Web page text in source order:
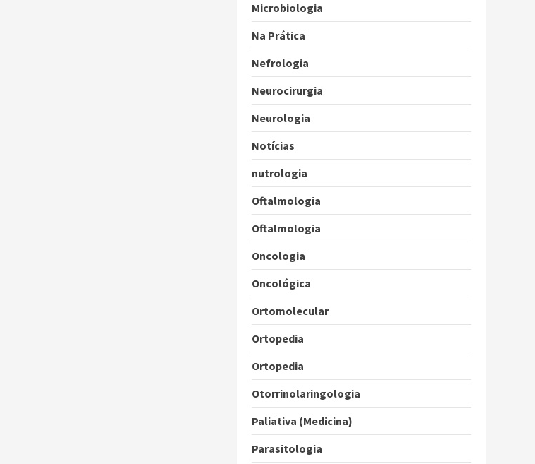
Microbiologia
Na Prática
Nefrologia
Neurocirurgia
Neurologia
Notícias
nutrologia
Oftalmologia
Oftalmologia
Oncologia
Oncológica
Ortomolecular
Ortopedia
Ortopedia
Otorrinolaringologia
Paliativa (Medicina)
Parasitologia